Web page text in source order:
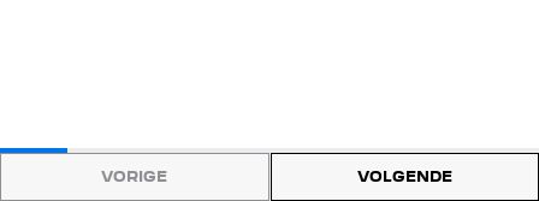
VORIGE VOLGENDE